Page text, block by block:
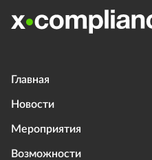
Главная
Новости
Мероприятия
Возможности